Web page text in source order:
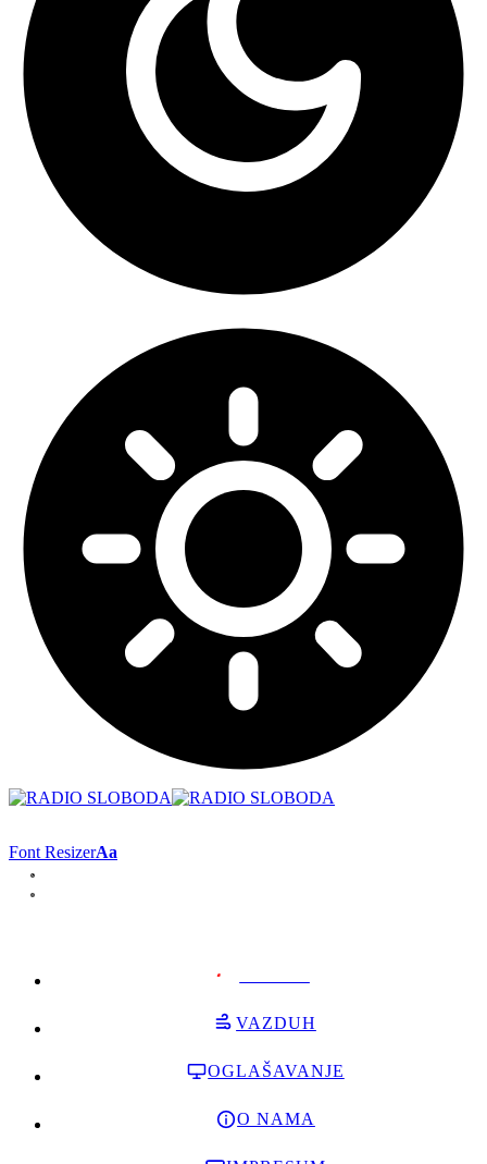
Font ResizerAa
VAZDUH
OGLAŠAVANJE
O NAMA